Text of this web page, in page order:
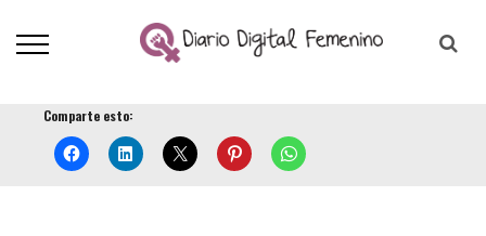
Comparte esto: